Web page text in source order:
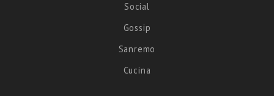
Social
Gossip
Sanremo
Cucina